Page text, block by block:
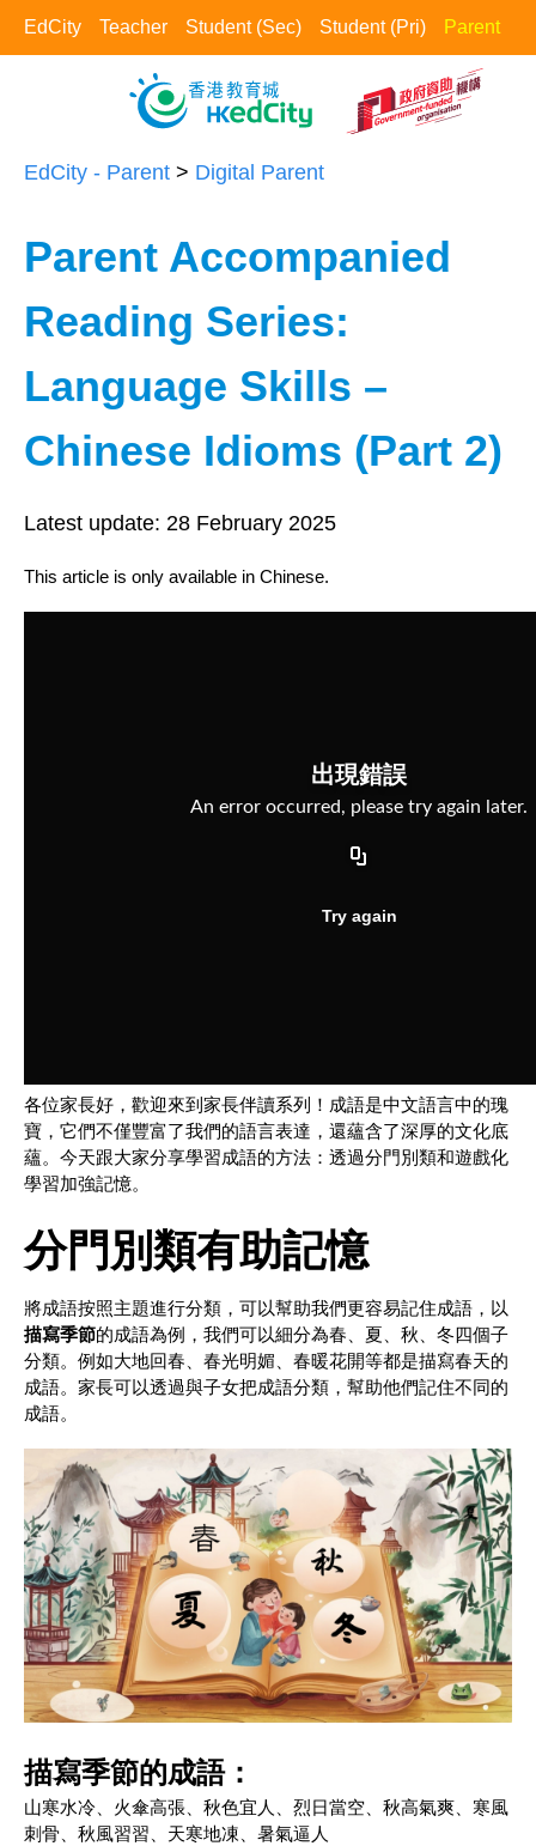
EdCity Teacher Student (Sec) Student (Pri) Parent
EdCity - Parent > Digital Parent​
Parent Accompanied
Reading Series:
Language Skills –
Chinese Idioms (Part 2)
Latest update: 28 February 2025
This article is only available in Chinese.
各位家長好，歡迎來到家長伴讀系列！成語是中文語言中的瑰
寶，它們不僅豐富了我們的語言表達，還蘊含了深厚的文化底
蘊。今天跟大家分享學習成語的方法：透過分門別類和遊戲化
學習加強記憶。
分門別類有助記憶
將成語按照主題進行分類，可以幫助我們更容易記住成語，以
描寫季節的成語為例，我們可以細分為春、夏、秋、冬四個子
分類。例如大地回春、春光明媚、春暖花開等都是描寫春天的
成語。家長可以透過與子女把成語分類，幫助他們記住不同的
成語。
描寫季節的成語：
山寒水冷、火傘高張、秋色宜人、烈日當空、秋高氣爽、寒風
刺骨、秋風習習、天寒地凍、暑氣逼人